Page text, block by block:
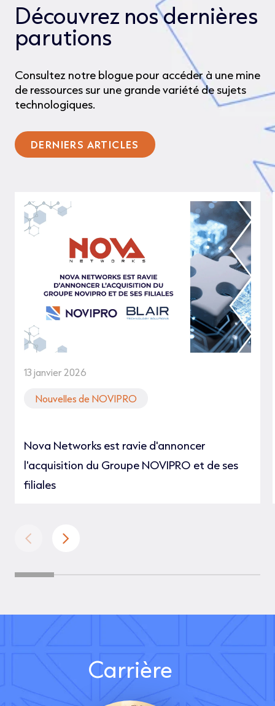
Découvrez nos dernières
parutions
Consultez notre blogue pour accéder à une mine
de ressources sur une grande variété de sujets
technologiques.
DERNIERS ARTICLES
13 janvier 2026
Nouvelles de NOVIPRO
Nova Networks est ravie d'annoncer
l'acquisition du Groupe NOVIPRO et de ses
filiales
Carrière